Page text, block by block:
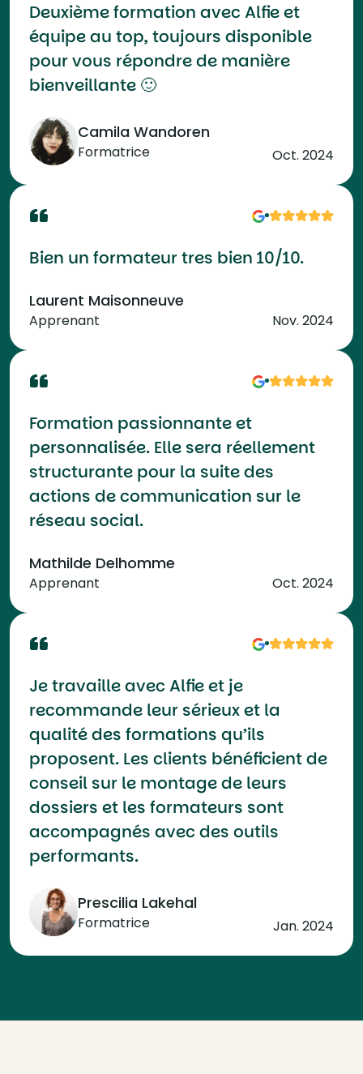
Deuxième formation avec Alfie et
équipe au top, toujours disponible
pour vous répondre de manière
bienveillante 🙂
Camila Wandoren
Formatrice Oct. 2024
Bien un formateur tres bien 10/10.
Laurent Maisonneuve
Apprenant Nov. 2024
Formation passionnante et
personnalisée. Elle sera réellement
structurante pour la suite des
actions de communication sur le
réseau social.
Mathilde Delhomme
Apprenant Oct. 2024
Je travaille avec Alfie et je
recommande leur sérieux et la
qualité des formations qu’ils
proposent. Les clients bénéficient de
conseil sur le montage de leurs
dossiers et les formateurs sont
accompagnés avec des outils
performants.
Prescilia Lakehal
Formatrice Jan. 2024